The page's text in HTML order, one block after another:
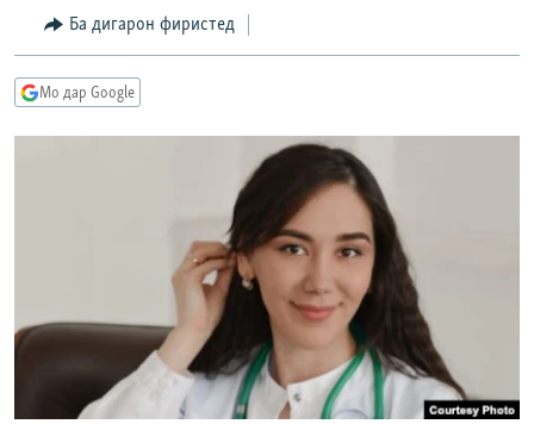
Ҷаҳиш
ҷустор
ОСИЁИ МАРКАЗӢ
МЕҲМОНИ ОЗОДӢ
ҶАНГ ДАР УКРАИНА
НАЗАРИ МАРДУМ
БЛОГИСТОН
ЧАНДРАСОНАӢ
ПАЙГИРӢ КУНЕД
Ба дигарон фиристед
Мо дар Google